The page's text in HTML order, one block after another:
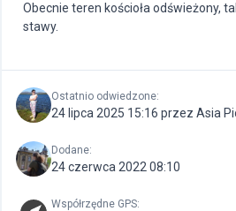
Obecnie teren kościoła odświeżony,
stawy.
Ostatnio odwiedzone:
24 lipca 2025 15:16 przez Asia
Dodane:
24 czerwca 2022 08:10
Współrzędne GPS: